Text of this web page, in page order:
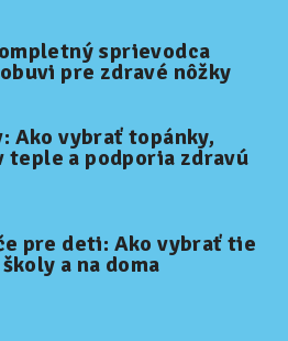
sprievodca
pre zdravé nôžky
Ako vybrať topánky,
teple a podporia zdravú
pre deti: Ako vybrať tie
a na doma